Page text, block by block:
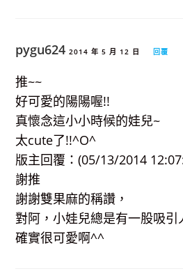
pygu624 2014 年 5 月 12 日 回覆
推~~
好可愛的陽陽喔!!
真懷念這小小時候的娃兒~
太cute了!!^O^
版主回覆：(05/13/2014
謝推
謝謝雙果麻的稱讚，
對阿，小娃兒總是有一股吸引
確實很可愛啊^^